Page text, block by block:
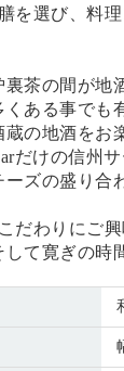
を選び、料
茶の間が地
ある事でも
の地酒をお
だけの信州サ
ズの盛り合
だわりにご
て寛ぎの時